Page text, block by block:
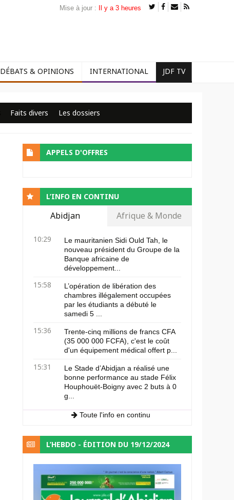
Mise à jour : Il y a 3 heures
DÉBATS & OPINIONS INTERNATIONAL JDF TV
Faits divers Les dossiers
APPELS D'OFFRES
L’INFO EN CONTINU
Abidjan Afrique & Monde
10:29
Le mauritanien Sidi Ould Tah, le
nouveau président du Groupe de la
Banque africaine de
développement...
15:58
L’opération de libération des
chambres illégalement occupées
par les étudiants a débuté le
samedi 5 ...
15:36
Trente-cinq millions de francs CFA
(35 000 000 FCFA), c'est le coût
d'un équipement médical offert p...
15:31
Le Stade d’Abidjan a réalisé une
bonne performance au stade Félix
Houphouët-Boigny avec 2 buts à 0
g...
Toute l'info en continu
L’HEBDO - ÉDITION DU 19/12/2024